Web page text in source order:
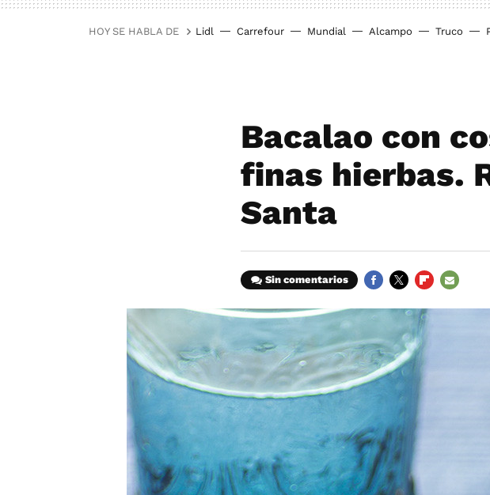
HOY SE HABLA DE Lidl Carrefour Mundial Alcampo Truco
Bacalao con
finas hierbas.
Santa
Sin comentarios